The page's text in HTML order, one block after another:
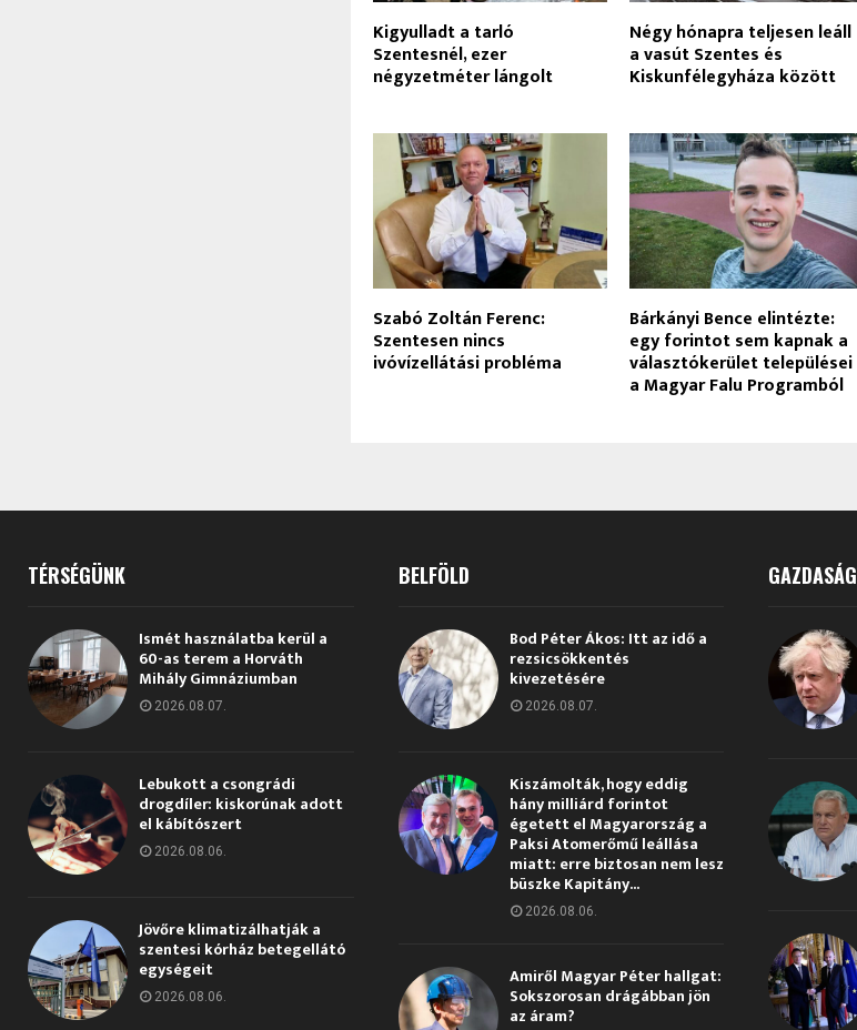
Kigyulladt a tarló
Szentesnél, ezer
négyzetméter lángolt
Négy hónapra teljesen leáll
a vasút Szentes és
Kiskunfélegyháza között
Szabó Zoltán Ferenc:
Szentesen nincs
ivóvízellátási probléma
Bárkányi Bence elintézte:
egy forintot sem kapnak a
választókerület települései
a Magyar Falu Programból
TÉRSÉGÜNK
Ismét használatba kerül a
60-as terem a Horváth
Mihály Gimnáziumban
2026.08.07.
Lebukott a csongrádi
drogdíler: kiskorúnak adott
el kábítószert
2026.08.06.
Jövőre klimatizálhatják a
szentesi kórház betegellátó
egységeit
2026.08.06.
BELFÖLD
Bod Péter Ákos: Itt az idő a
rezsicsökkentés
kivezetésére
2026.08.07.
Kiszámolták, hogy eddig
hány milliárd forintot
égetett el Magyarország a
Paksi Atomerőmű leállása
miatt: erre biztosan nem lesz
büszke Kapitány...
2026.08.06.
Amiről Magyar Péter hallgat:
Sokszorosan drágábban jön
az áram?
GAZDASÁG